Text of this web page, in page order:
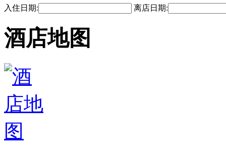
入住日期: 离店日期:
酒店地图